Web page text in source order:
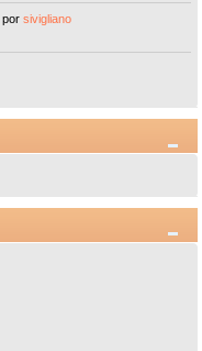
porsivigliano